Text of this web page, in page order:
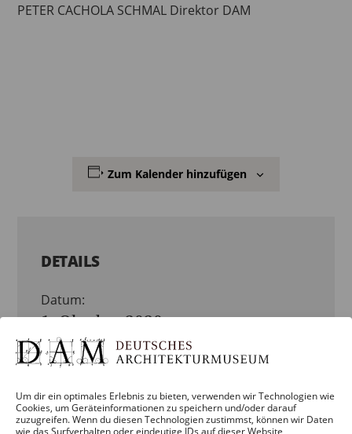
Um dir ein optimales Erlebnis zu bieten, verwenden wir Technologien wie
Cookies, um Geräteinformationen zu speichern und/oder darauf
zuzugreifen. Wenn du diesen Technologien zustimmst, können wir Daten
wie das Surfverhalten oder eindeutige IDs auf dieser Website
PETER CACHOLA SCHMAL Direktor DAM
Zum Kalender hinzufügen
DETAILS
Datum:
1. Oktober 2020
Zeit:
Veranstaltungskategorien: